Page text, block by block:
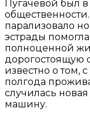
Пугачевой был
парализовало
эстрады
полноценной
дорогостоящую
известно о том,
полгода
случилась
машину.